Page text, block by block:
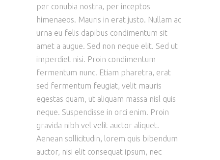
per conubia nostra, per inceptos
himenaeos. Mauris in erat justo. Nullam ac
urna eu felis dapibus condimentum sit
amet a augue. Sed non neque elit. Sed ut
imperdiet nisi. Proin condimentum
fermentum nunc. Etiam pharetra, erat
sed fermentum feugiat, velit mauris
egestas quam, ut aliquam massa nisl quis
neque. Suspendisse in orci enim. Proin
gravida nibh vel velit auctor aliquet.
Aenean sollicitudin, lorem quis bibendum
auctor, nisi elit consequat ipsum, nec